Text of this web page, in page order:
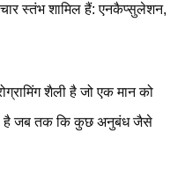
स्तंभ शामिल हैं: एनकैप्सुलेशन,
शैली है जो एक मान को
है जब तक कि कुछ अनुबंध जैसे